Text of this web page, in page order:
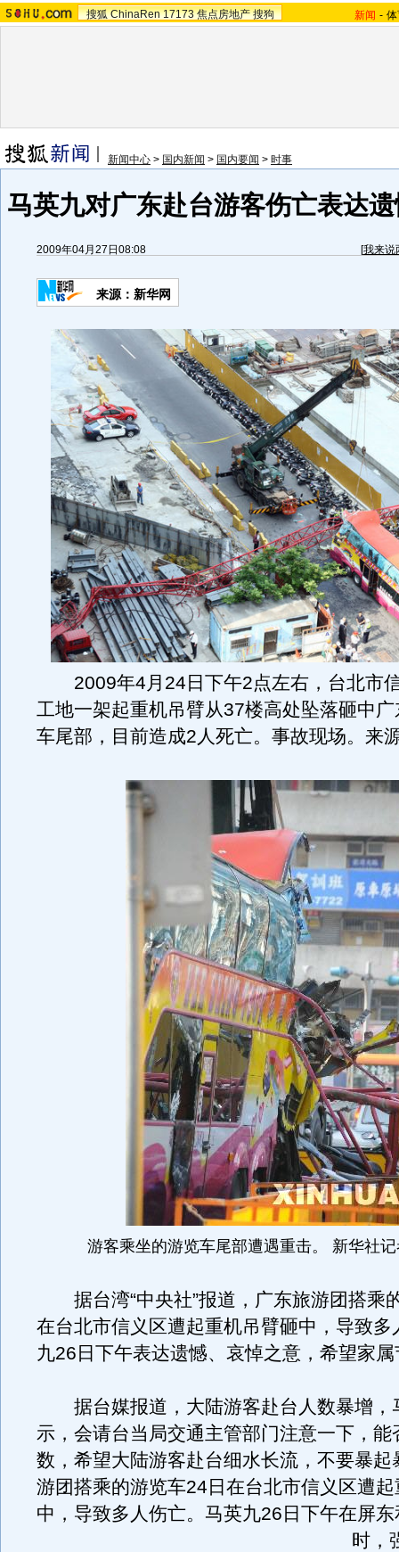
搜狐 ChinaRen 17173 焦点房地产 搜狗 新闻 -
新闻中心 > 国内新闻 > 国内要闻 > 时事
马英九对广东赴台游客伤亡表达
2009年04月27日08:08 [我来说
来源： 新华网
2009年4月24日下午2点左右，台北市
工地一架起重机吊臂从37楼高处坠落砸中
车尾部，目前造成2人死亡。事故现场。来
游客乘坐的游览车尾部遭遇重击。 新华社
据台湾“中央社”报道，广东旅游团搭乘
在台北市信义区遭起重机吊臂砸中，导致多
九26日下午表达遗憾、哀悼之意，希望家
据台媒报道，大陆游客赴台人数暴增，
示，会请台当局交通主管部门注意一下，能
数，希望大陆游客赴台细水长流，不要暴起
游团搭乘的游览车24日在台北市信义区遭
中，导致多人伤亡。 马英九26日下午在屏
时，